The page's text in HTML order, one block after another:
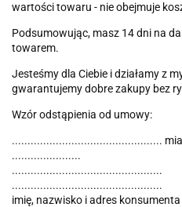
wartości towaru - nie obejmuje
Podsumowując, masz 14 dni na
towarem.
Jesteśmy dla Ciebie i działamy z
gwarantujemy dobre zakupy bez
Wzór odstąpienia od umowy:
................................................
......................
................................................
................................................
imię, nazwisko i adres konsumenta